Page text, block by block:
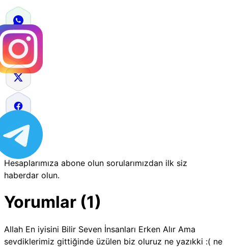
Hesaplarımıza abone olun sorularımızdan ilk siz
haberdar olun.
Yorumlar (1)
Allah En iyisini Bilir Seven İnsanları Erken Alır Ama
sevdiklerimiz gittiğinde üzülen biz oluruz ne yazıkki :( ne